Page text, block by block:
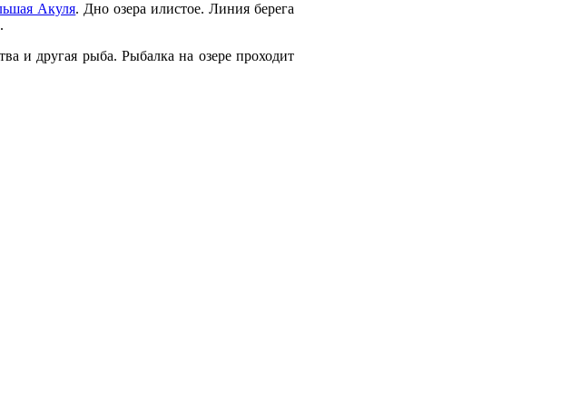
Акуля. Дно озера илистое. Линия берега
и другая рыба. Рыбалка на озере проходит